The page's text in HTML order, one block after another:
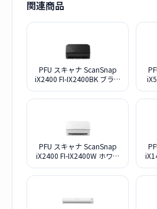
関連商品
PFU スキャナ ScanSnap
iX2400 FI-IX2400BK ブラッ
PFU スキャナ ScanSnap
iX2400 FI-IX2400W ホワイ